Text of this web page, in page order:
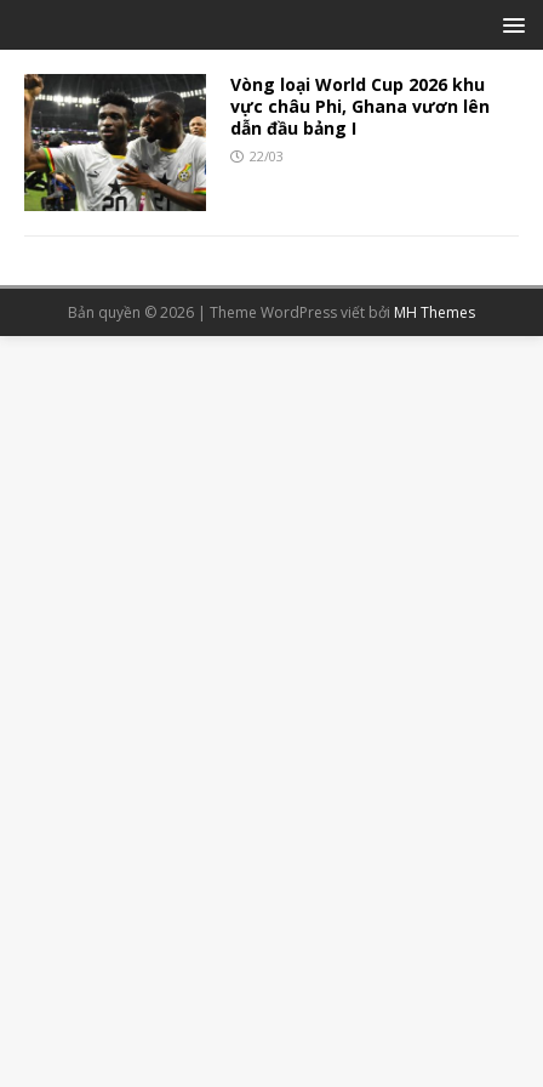
Vòng loại World Cup 2026 khu
vực châu Phi, Ghana vươn lên
dẫn đầu bảng I
22/03
Bản quyền © 2026 | Theme WordPress viết bởi MH Themes